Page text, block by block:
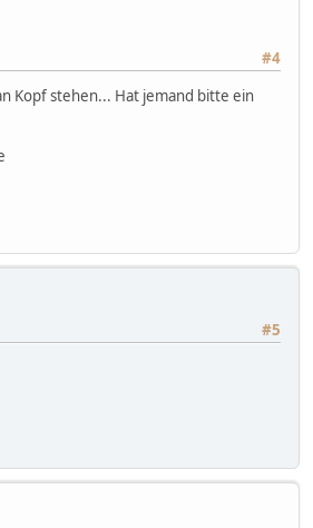
#4
Kopf stehen... Hat jemand bitte ein
#5